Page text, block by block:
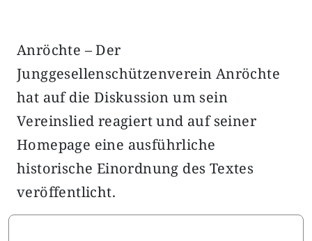
Anröchte – Der
Junggesellenschützenverein Anröchte
hat auf die Diskussion um sein
Vereinslied reagiert und auf seiner
Homepage eine ausführliche
historische Einordnung des Textes
veröffentlicht.